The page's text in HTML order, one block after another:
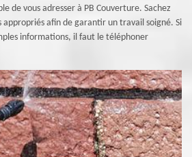
de vous adresser à PB Couverture. Sachez
appropriés afin de garantir un travail soigné. Si
informations, il faut le téléphoner